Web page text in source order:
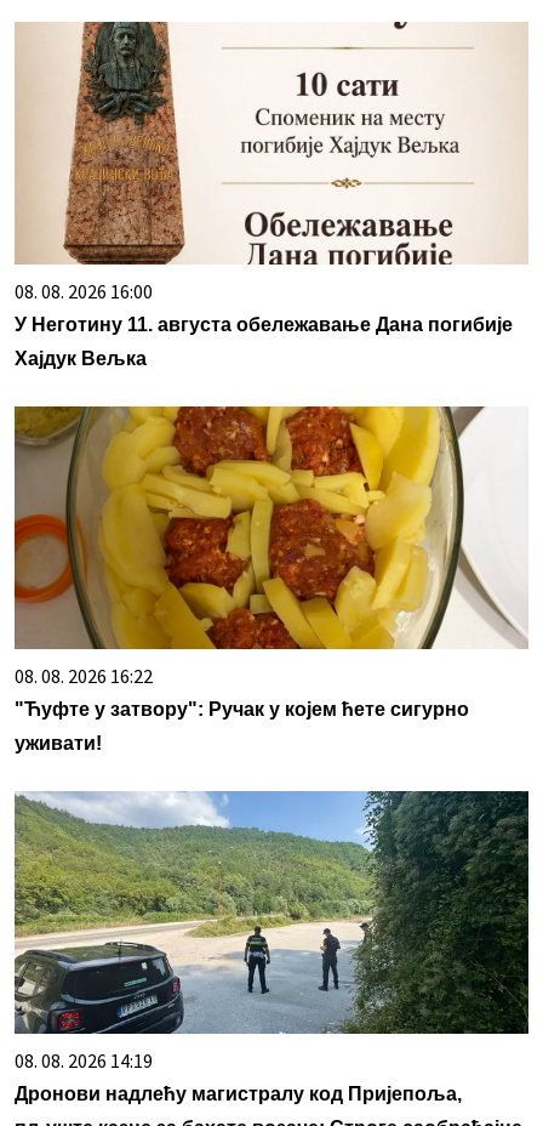
08. 08. 2026 16:00
У Неготину 11. августа обележавање Дана погибије
Хајдук Вељка
08. 08. 2026 16:22
"Ћуфте у затвору": Ручак у којем ћете сигурно
уживати!
08. 08. 2026 14:19
Дронови надлећу магистралу код Пријепоља,